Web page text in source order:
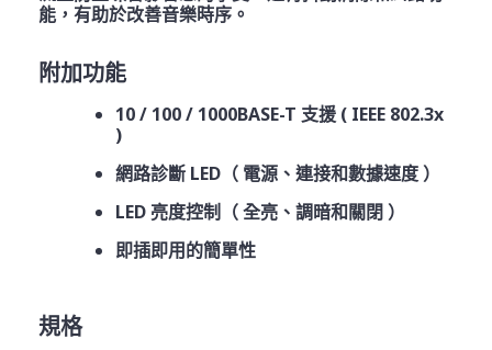
能，有助於改善音樂時序。
附加功能
10 / 100 / 1000BASE-T 支援 ( IEEE 802.3x
)
網路診斷 LED（ 電源、連接和數據速度 ）
LED 亮度控制（ 全亮、調暗和關閉 ）
即插即用的簡單性
規格